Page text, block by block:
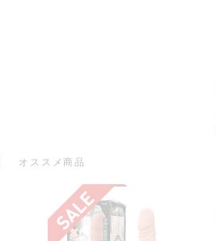
オススメ商品